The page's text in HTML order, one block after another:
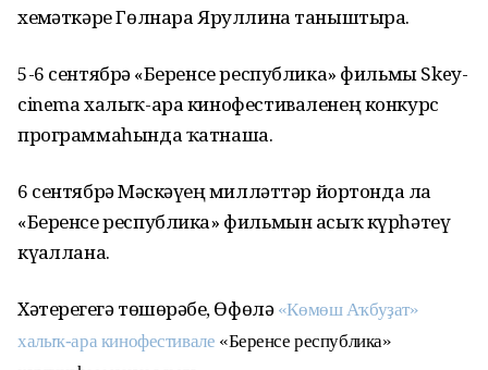
хеҙмәткәре Гөлнара Яруллина таныштыра.
5-6 сентябрҙә «Беренсе республика» фильмы Skey-
cinemа халыҡ-ара кинофестиваленең конкурс
программаһында ҡатнаша.
6 сентябрҙә Мәскәүҙең милләттәр йортонда ла
«Беренсе республика» фильмын асыҡ күрһәтеү
күҙаллана.
Хәтерегеҙгә төшөрәбеҙ, Өфөлә «Көмөш Аҡбуҙат»
халыҡ-ара кинофестивале «Беренсе республика»